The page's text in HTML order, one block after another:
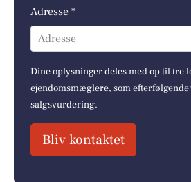
Adresse *
Adresse
Dine oplysninger deles med op til tre
ejendomsmæglere, som efterfølgende
salgsvurdering.
Bliv kontaktet